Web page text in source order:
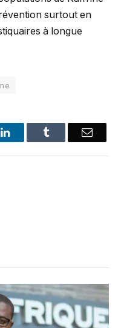
surtout en
à longue
LinkedInTumblr Email